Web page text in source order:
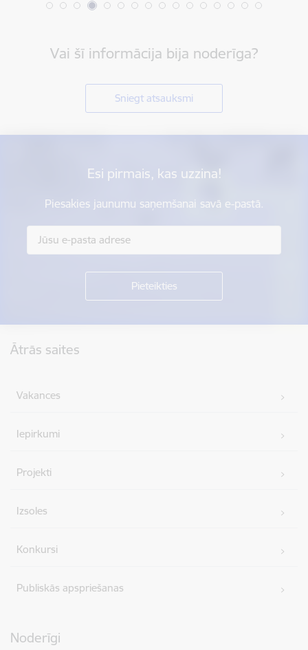
Vai šī informācija bija noderīga?
Sniegt atsauksmi
Esi pirmais, kas uzzina!
Piesakies jaunumu saņemšanai savā e-pastā.
Ātrās saites
Vakances
Iepirkumi
Projekti
Izsoles
Konkursi
Publiskās apspriešanas
Noderīgi